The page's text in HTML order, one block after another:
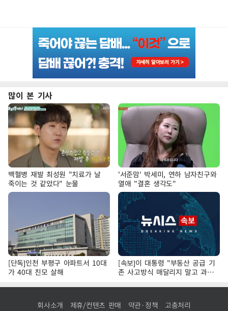
많이 본 기사
백혈병 재발 최성원 "치료가 날
죽이는 것 같았다" 눈물
'서준맘' 박세미, 연하 남자친구와
열애 "결혼 생각도"
[단독]인천 부평구 아파트서 10대
가 40대 친모 살해
[속보]이 대통령 "부동산 공급 기
존 사고방식 매달리지 말고 과감
히 실천"
회사소개 제휴/컨텐츠 판매 약관·정책 고충처리